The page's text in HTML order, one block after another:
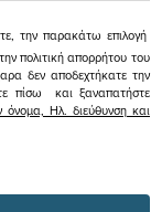
την παρακάτω επιλογή
πολιτική απορρήτου του
δεν αποδεχτήκατε την
πίσω και ξαναπατήστε
Ηλ. διεύθυνση και